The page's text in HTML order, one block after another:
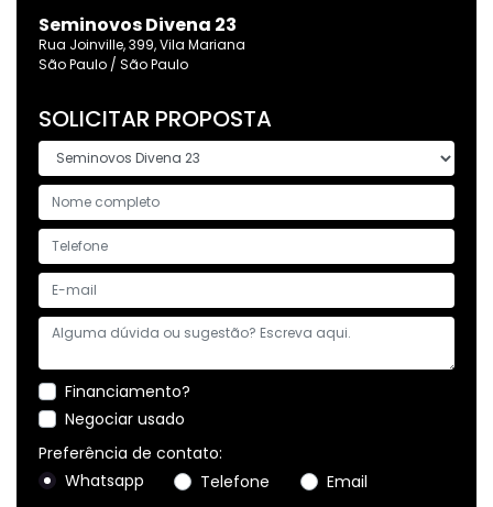
Seminovos Divena 23
Rua Joinville, 399, Vila Mariana
São Paulo / São Paulo
SOLICITAR PROPOSTA
Financiamento?
Negociar usado
Preferência de contato:
Whatsapp
Telefone Email